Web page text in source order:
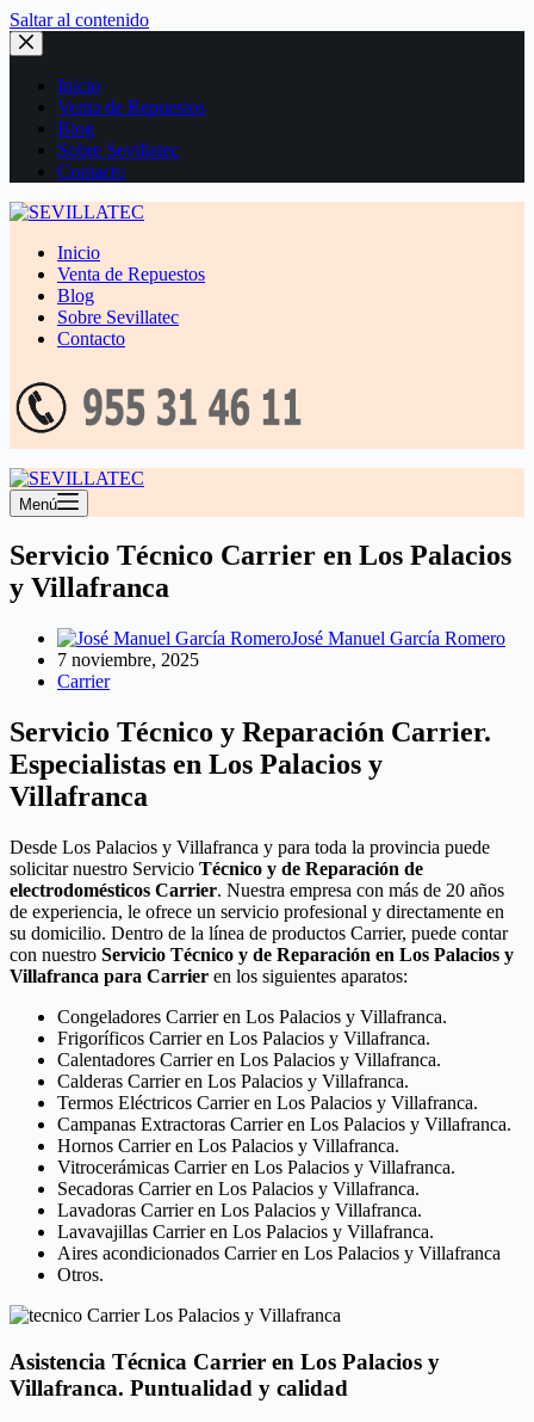
Saltar al contenido
Inicio
Venta de Repuestos
Blog
Sobre Sevillatec
Contacto
Inicio
Venta de Repuestos
Blog
Sobre Sevillatec
Contacto
Menú
Servicio Técnico Carrier en Los Palacios
y Villafranca
José Manuel García Romero
7 noviembre, 2025
Carrier
Servicio Técnico y Reparación Carrier.
Especialistas en Los Palacios y
Villafranca
Desde Los Palacios y Villafranca y para toda la provincia puede
solicitar nuestro Servicio Técnico y de Reparación de
electrodomésticos Carrier. Nuestra empresa con más de 20 años
de experiencia, le ofrece un servicio profesional y directamente en
su domicilio. Dentro de la línea de productos Carrier, puede contar
con nuestro Servicio Técnico y de Reparación en Los Palacios y
Villafranca para Carrier en los siguientes aparatos:
Congeladores Carrier en Los Palacios y Villafranca.
Frigoríficos Carrier en Los Palacios y Villafranca.
Calentadores Carrier en Los Palacios y Villafranca.
Calderas Carrier en Los Palacios y Villafranca.
Termos Eléctricos Carrier en Los Palacios y Villafranca.
Campanas Extractoras Carrier en Los Palacios y Villafranca.
Hornos Carrier en Los Palacios y Villafranca.
Vitrocerámicas Carrier en Los Palacios y Villafranca.
Secadoras Carrier en Los Palacios y Villafranca.
Lavadoras Carrier en Los Palacios y Villafranca.
Lavavajillas Carrier en Los Palacios y Villafranca.
Aires acondicionados Carrier en Los Palacios y Villafranca
Otros.
Asistencia Técnica Carrier en Los Palacios y
Villafranca. Puntualidad y calidad